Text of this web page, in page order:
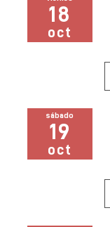
18
oct
sábado
19
oct